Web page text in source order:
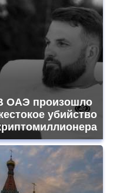
ОАЭ произошло
убийство